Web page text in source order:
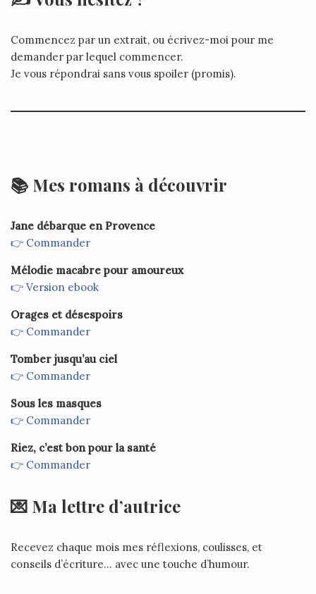
Commencez par un extrait, ou écrivez-moi pour me
demander par lequel commencer.
Je vous répondrai sans vous spoiler (promis).
📚 Mes romans à découvrir
Jane débarque en Provence
👉 Commander
Mélodie macabre pour amoureux
👉 Version ebook
Orages et désespoirs
👉 Commander
Tomber jusqu’au ciel
👉 Commander
Sous les masques
👉 Commander
Riez, c’est bon pour la santé
👉 Commander
💌 Ma lettre d’autrice
Recevez chaque mois mes réflexions, coulisses, et
conseils d’écriture… avec une touche d’humour.